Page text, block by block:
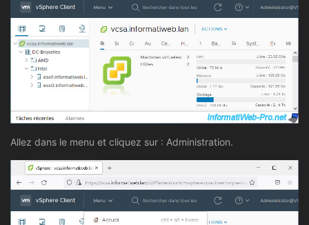
Allez dans le menu et cliquez sur : Administration.